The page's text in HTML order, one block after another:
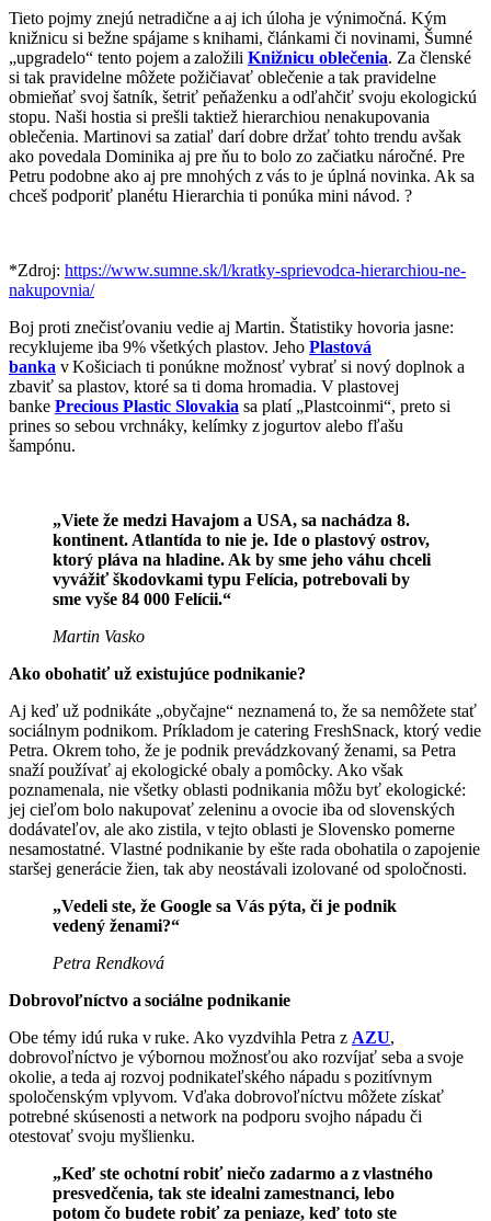
Tieto pojmy znejú netradične a aj ich úloha je výnimočná. Kým
knižnicu si bežne spájame s knihami, článkami či novinami, Šumné
„upgradelo“ tento pojem a založili Knižnicu oblečenia. Za členské
si tak pravidelne môžete požičiavať oblečenie a tak pravidelne
obmieňať svoj šatník, šetriť peňaženku a odľahčiť svoju ekologickú
stopu. Naši hostia si prešli taktiež hierarchiou nenakupovania
oblečenia. Martinovi sa zatiaľ darí dobre držať tohto trendu avšak
ako povedala Dominika aj pre ňu to bolo zo začiatku náročné. Pre
Petru podobne ako aj pre mnohých z vás to je úplná novinka. Ak sa
chceš podporiť planétu Hierarchia ti ponúka mini návod. ?
*Zdroj: https://www.sumne.sk/l/kratky-sprievodca-hierarchiou-ne-
nakupovnia/
Boj proti znečisťovaniu vedie aj Martin. Štatistiky hovoria jasne:
recyklujeme iba 9% všetkých plastov. Jeho Plastová
banka v Košiciach ti ponúkne možnosť vybrať si nový doplnok a
zbaviť sa plastov, ktoré sa ti doma hromadia. V plastovej
banke Precious Plastic Slovakia sa platí „Plastcoinmi“, preto si
prines so sebou vrchnáky, kelímky z jogurtov alebo fľašu
šampónu.
„Viete že medzi Havajom a USA, sa nachádza 8.
kontinent. Atlantída to nie je. Ide o plastový ostrov,
ktorý pláva na hladine. Ak by sme jeho váhu chceli
vyvážiť škodovkami typu Felícia, potrebovali by
sme vyše 84 000 Felícii.“
Martin Vasko
Ako obohatiť už existujúce podnikanie?
Aj keď už podnikáte „obyčajne“ neznamená to, že sa nemôžete stať
sociálnym podnikom. Príkladom je catering FreshSnack, ktorý vedie
Petra. Okrem toho, že je podnik prevádzkovaný ženami, sa Petra
snaží používať aj ekologické obaly a pomôcky. Ako však
poznamenala, nie všetky oblasti podnikania môžu byť ekologické:
jej cieľom bolo nakupovať zeleninu a ovocie iba od slovenských
dodávateľov, ale ako zistila, v tejto oblasti je Slovensko pomerne
nesamostatné. Vlastné podnikanie by ešte rada obohatila o zapojenie
staršej generácie žien, tak aby neostávali izolované od spoločnosti.
„Vedeli ste, že Google sa Vás pýta, či je podnik
vedený ženami?“
Petra Rendková
Dobrovoľníctvo a sociálne podnikanie
Obe témy idú ruka v ruke. Ako vyzdvihla Petra z AZU,
dobrovoľníctvo je výbornou možnosťou ako rozvíjať seba a svoje
okolie, a teda aj rozvoj podnikateľského nápadu s pozitívnym
spoločenským vplyvom. Vďaka dobrovoľníctvu môžete získať
potrebné skúsenosti a network na podporu svojho nápadu či
otestovať svoju myšlienku.
„Keď ste ochotní robiť niečo zadarmo a z vlastného
presvedčenia, tak ste idealni zamestnanci, lebo
potom čo budete robiť za peniaze, keď toto ste